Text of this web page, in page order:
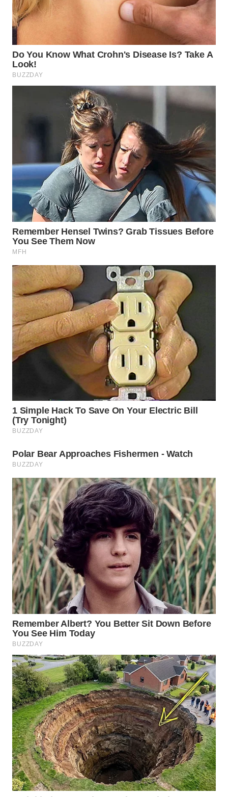
WAHANA
KONSUMEN
WAHANA
LISTRIK
TV
WAHANANEWS
ID
WAHANANEWS
CO ID
WAHANANEWS
WAHANA
SPORT
WAHANA
UMKM
WAHANA
WAHANA
WAHANA
HEALTH
WAHANA
DESA
WISATA
LAPAK
WAHANA
Wahana
Network
KONSUMEN
LISTRIK
MASYARAKAT
KELISTRIKAN
WALINKI
ID
MAWAKA
ID
MARTABAT
NET